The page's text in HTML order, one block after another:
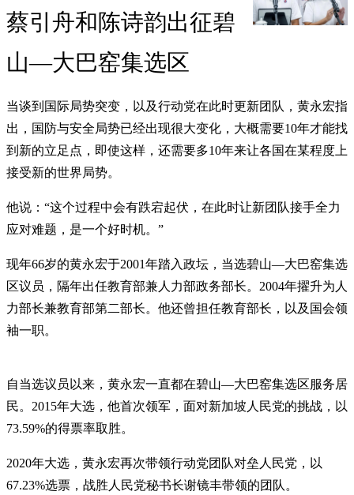
蔡引舟和陈诗韵出征碧
山—大巴窑集选区
当谈到国际局势突变，以及行动党在此时更新团队，黄永宏指
出，国防与安全局势已经出现很大变化，大概需要10年才能找
到新的立足点，即使这样，还需要多10年来让各国在某程度上
接受新的世界局势。
他说：“这个过程中会有跌宕起伏，在此时让新团队接手全力
应对难题，是一个好时机。”
现年66岁的黄永宏于2001年踏入政坛，当选碧山—大巴窑集选
区议员，隔年出任教育部兼人力部政务部长。2004年擢升为人
力部长兼教育部第二部长。他还曾担任教育部长，以及国会领
袖一职。
自当选议员以来，黄永宏一直都在碧山—大巴窑集选区服务居
民。2015年大选，他首次领军，面对新加坡人民党的挑战，以
73.59%的得票率取胜。
2020年大选，黄永宏再次带领行动党团队对垒人民党，以
67.23%选票，战胜人民党秘书长谢镜丰带领的团队。